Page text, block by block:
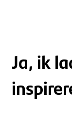
Ja, ik